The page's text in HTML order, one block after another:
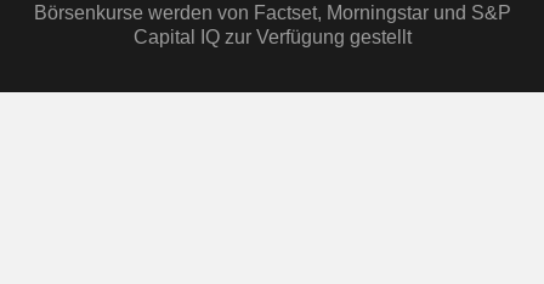
Börsenkurse werden von Factset, Morningstar und S&P
Capital IQ zur Verfügung gestellt